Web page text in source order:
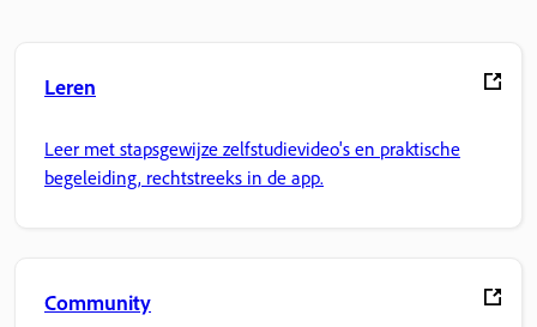
Leren
Leer met stapsgewijze zelfstudievideo's en praktische
begeleiding, rechtstreeks in de app.
Community